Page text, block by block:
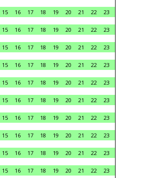
15 16 17 18 19 20 21 22
23
15 16 17 18 19 20 21 22
23
15 16 17 18 19 20 21 22
23
15 16 17 18 19 20 21 22
23
15 16 17 18 19 20 21 22
23
15 16 17 18 19 20 21 22
23
15 16 17 18 19 20 21 22
23
15 16 17 18 19 20 21 22
23
15 16 17 18 19 20 21 22
23
15 16 17 18 19 20 21 22
23